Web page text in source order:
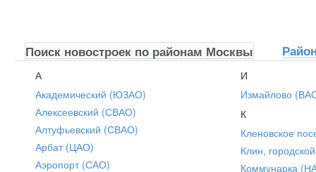
Поиск новостроек по районам Москвы
А
Академический (ЮЗАО)
Алексеевский (СВАО)
Алтуфьевский (СВАО)
Арбат (ЦАО)
Аэропорт (САО)
И
Измайлово
К
Кленовское
Клин,
Коммунарка